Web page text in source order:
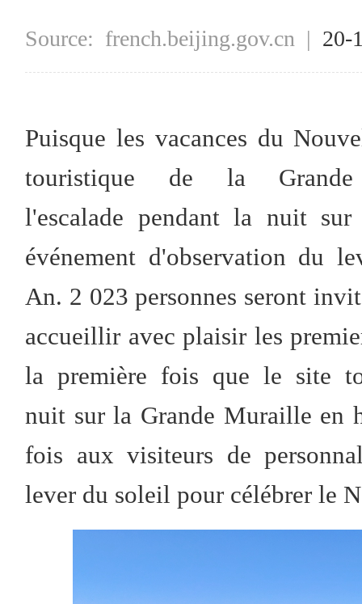
Source: french.beijing.gov.cn | 20-
Puisque les vacances du
touristique de la
l'escalade pendant la nuit
événement d'observation du
An. 2 023 personnes seront
accueillir avec plaisir les
la première fois que le site
nuit sur la Grande Muraille en
fois aux visiteurs de
lever du soleil pour célébrer le